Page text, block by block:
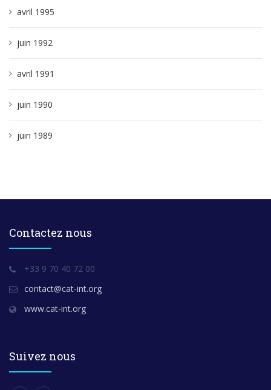
avril 1995
juin 1992
avril 1991
juin 1990
juin 1989
Contactez nous
+33 9 70 40 72 00
contact@cat-int.org
www.cat-int.org
Suivez nous